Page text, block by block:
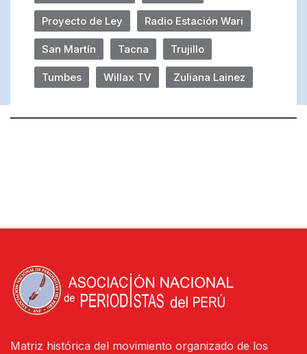
Proyecto de Ley Radio Estación Wari
San Martín Tacna Trujillo
Tumbes Willax TV Zuliana Lainez
Matriz histórica del movimiento organizado de los